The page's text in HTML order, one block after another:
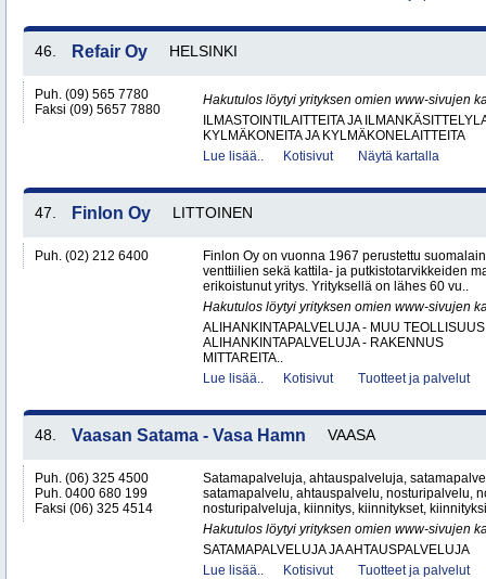
46. Refair Oy HELSINKI
Puh. (09) 565 7780
Faksi (09) 5657 7880
Hakutulos löytyi yrityksen omien www-sivujen
ILMASTOINTILAITTEITA JA
KYLMÄKONEITA JA KYLMÄKONELAITTEITA
Lue lisää..
Kotisivut Näytä kartalla
47. Finlon Oy LITTOINEN
Puh. (02) 212 6400
Finlon Oy on vuonna 1967 perustettu
venttiilien sekä kattila- ja putkistotarvikkeiden
erikoistunut yritys. Yrityksellä on lähes 60 vu..
Hakutulos löytyi yrityksen omien www-sivujen
ALIHANKINTAPALVELUJA - MUU TEOLLISUUS
ALIHANKINTAPALVELUJA - RAKENNUS
MITTAREITA..
Lue lisää..
Kotisivut Tuotteet ja palvelut
48. Vaasan Satama - Vasa Hamn VAASA
Puh. (06) 325 4500
Puh. 0400 680 199
Faksi (06) 325 4514
Satamapalveluja, ahtauspalveluja,
satamapalvelu, ahtauspalvelu, nosturipalvelu,
nosturipalveluja, kiinnitys, kiinnitykset,
Hakutulos löytyi yrityksen omien www-sivujen
SATAMAPALVELUJA JA AHTAUSPALVELUJA
Lue lisää..
Kotisivut Tuotteet ja palvelut